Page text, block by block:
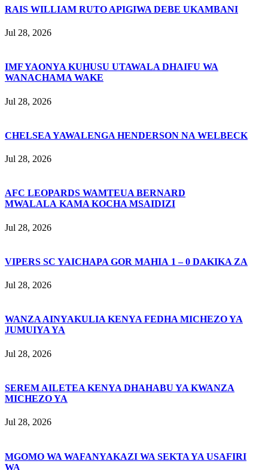
RAIS WILLIAM RUTO APIGIWA DEBE UKAMBANI
Jul 28, 2026
IMF YAONYA KUHUSU UTAWALA DHAIFU WA
WANACHAMA WAKE
Jul 28, 2026
CHELSEA YAWALENGA HENDERSON NA WELBECK
Jul 28, 2026
AFC LEOPARDS WAMTEUA BERNARD
MWALALA KAMA KOCHA MSAIDIZI
Jul 28, 2026
VIPERS SC YAICHAPA GOR MAHIA 1 – 0 DAKIKA ZA
Jul 28, 2026
WANZA AINYAKULIA KENYA FEDHA MICHEZO YA
JUMUIYA YA
Jul 28, 2026
SEREM AILETEA KENYA DHAHABU YA KWANZA
MICHEZO YA
Jul 28, 2026
MGOMO WA WAFANYAKAZI WA SEKTA YA USAFIRI
WA